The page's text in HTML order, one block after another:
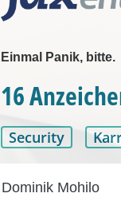
Einmal Panik, bitte.
16
Security
Dominik Mohilo